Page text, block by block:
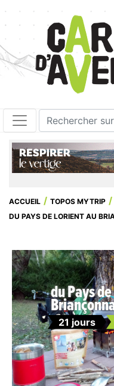
ACCUEIL
TOPOS MYTRIP
DU PAYS DE LORIENT AU
du Pays
21 jours